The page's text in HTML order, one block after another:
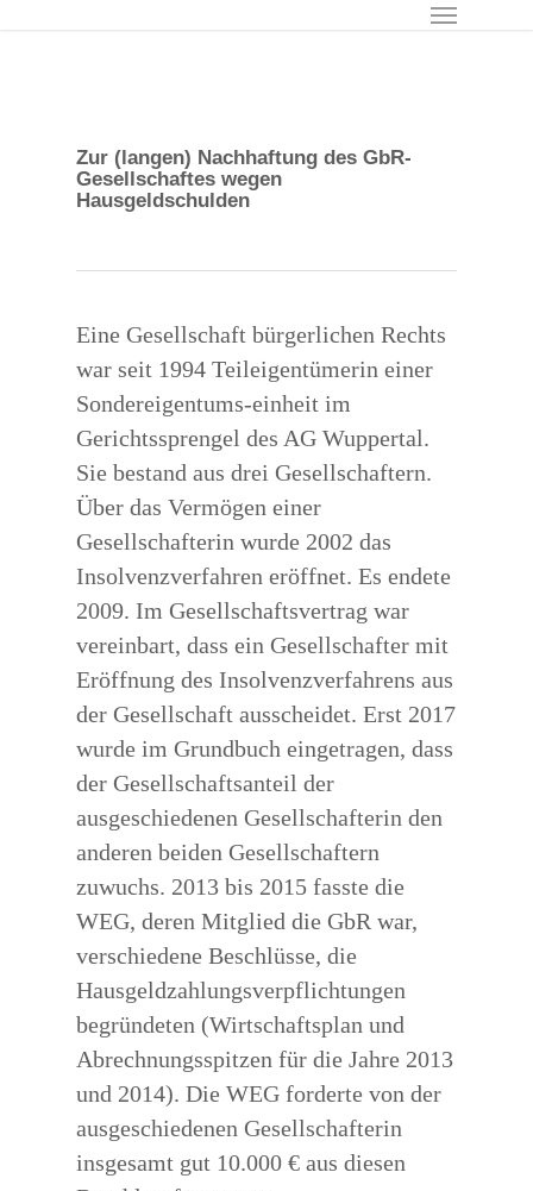
Zur (langen) Nachhaftung des GbR-
Gesellschaftes wegen
Hausgeldschulden
Eine Gesellschaft bürgerlichen Rechts
war seit 1994 Teileigentümerin einer
Sondereigentums-einheit im
Gerichtssprengel des AG Wuppertal.
Sie bestand aus drei Gesellschaftern.
Über das Vermögen einer
Gesellschafterin wurde 2002 das
Insolvenzverfahren eröffnet. Es endete
2009. Im Gesellschaftsvertrag war
vereinbart, dass ein Gesellschafter mit
Eröffnung des Insolvenzverfahrens aus
der Gesellschaft ausscheidet. Erst 2017
wurde im Grundbuch eingetragen, dass
der Gesellschaftsanteil der
ausgeschiedenen Gesellschafterin den
anderen beiden Gesellschaftern
zuwuchs. 2013 bis 2015 fasste die
WEG, deren Mitglied die GbR war,
verschiedene Beschlüsse, die
Hausgeldzahlungsverpflichtungen
begründeten (Wirtschaftsplan und
Abrechnungsspitzen für die Jahre 2013
und 2014). Die WEG forderte von der
ausgeschiedenen Gesellschafterin
insgesamt gut 10.000 € aus diesen